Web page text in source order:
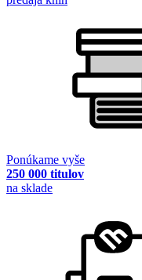
Ponúkame vyše
250 000 titulov
na sklade